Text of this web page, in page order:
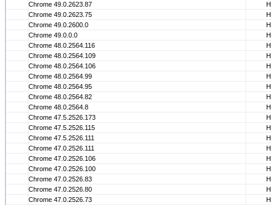
Chrome 49.0.2623.87
Chrome 49.0.2623.75
Chrome 49.0.2600.0
Chrome 49.0.0.0
Chrome 48.0.2564.116
Chrome 48.0.2564.109
Chrome 48.0.2564.106
Chrome 48.0.2564.99
Chrome 48.0.2564.95
Chrome 48.0.2564.82
Chrome 48.0.2564.8
Chrome 47.5.2526.173
Chrome 47.5.2526.115
Chrome 47.5.2526.111
Chrome 47.0.2526.111
Chrome 47.0.2526.106
Chrome 47.0.2526.100
Chrome 47.0.2526.83
Chrome 47.0.2526.80
Chrome 47.0.2526.73